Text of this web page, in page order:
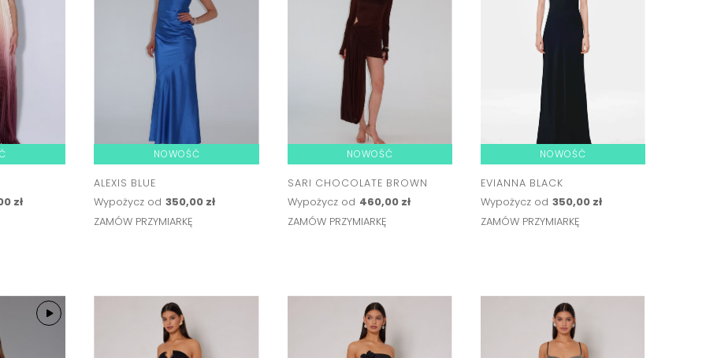
zł
NOWOŚĆ
ALEXIS BLUE
Wypożycz od 350,00 zł
ZAMÓW PRZYMIARKĘ
NOWOŚĆ
SARI CHOCOLATE BROWN
Wypożycz od 460,00 zł
ZAMÓW PRZYMIARKĘ
NOWOŚĆ
EVIANNA BLACK
Wypożycz od 350,00 zł
ZAMÓW PRZYMIARKĘ